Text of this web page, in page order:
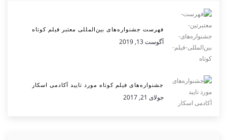
فهرست جشنواره‌های بین‌المللی معتبر فیلم کوتاه
آگوست 13, 2019
جشنواره‌های فیلم کوتاه مورد تایید آکادمی اسکار
جولای 21, 2017